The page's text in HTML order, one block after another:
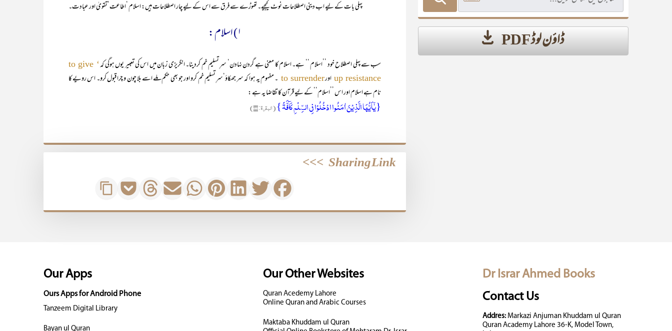
پہلی بات کے لیے اب دینی اصطلاحات نوٹ کیجیے۔ تھوڑے سے فرق سے اس کے لیے چار اصطلاحات ہیں: اسلام ‘اطاعت‘تقویٰ اور عبادت۔
۱) اسلام :
سب سے پہلی اصطلاح خود ’’اسلام ‘‘ ہے۔ اسلام کا معنی ہے گردن نہادن‘ سرِ تسلیم خم کردینا۔ انگریزی زبان میں اس کی تعبیر یوں ہوگی کہ
‘ to give
up resistance اورto surrender ۔ مفہوم یہ ہوا کہ سر جھکاؤ‘سرِ تسلیم خم کرو اور جو بھی حکم ملے اسے بلا چون و چرا قبول کرو۔ اس رویے کا
نام ہے اسلام اور اس ’’اسلام‘‘ کے لیے قرآن کا تقاضا یہ ہے :
{یٰۤاَیُّہَا الَّذِیۡنَ اٰمَنُوا ادۡخُلُوۡا فِی السِّلۡمِ کَآفَّۃً }(البقرۃ: ۲۰۸)
Sharing Link
>>>
ڈاؤن لوڈ PDF
Dr Israr Ahmed Books
Contact Us
Addres:Markazi Anjuman Khuddam ul Quran
Quran Academy Lahore 36-K, Model Town,
Our Other Websites
Quran Acedemy Lahore
Online Quran and Arabic Courses
Maktaba Khuddam ul Quran
Our Apps
Ours Apps for Android Phone
Tanzeem Digital Library
Bayan ul Quran